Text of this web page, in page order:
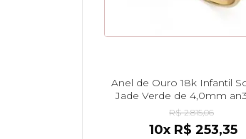
Anel de Ouro 18k Infantil
Jade Verde de 4,0mm
R$ 2.815,06
10x R$ 253,35